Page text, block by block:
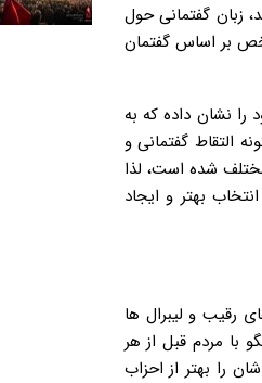
زبان گفتمانی حول
بر اساس گفتمان
را نشان داده که به
التقاط گفتمانی و
شده است، لذا
بهتر و ایجاد
رقیب و لیبرال ها
با مردم قبل از هر
را بهتر از احزاب